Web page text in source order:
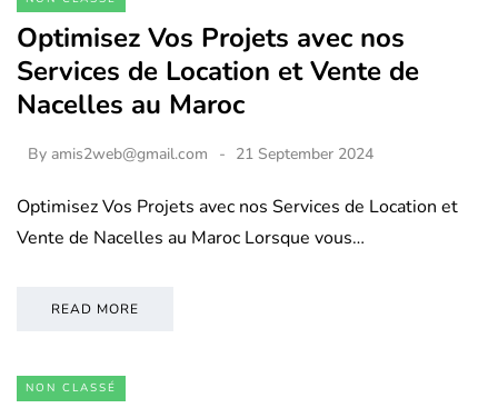
Optimisez Vos Projets avec nos
Services de Location et Vente de
Nacelles au Maroc
By amis2web@gmail.com 21 September 2024
Optimisez Vos Projets avec nos Services de Location et
Vente de Nacelles au Maroc Lorsque vous…
READ MORE
NON CLASSÉ